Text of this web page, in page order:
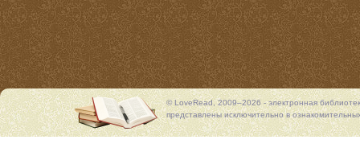
© LoveRead, 2009–2026 - электронная
представлены исключительно в